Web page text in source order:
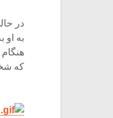
به او
که